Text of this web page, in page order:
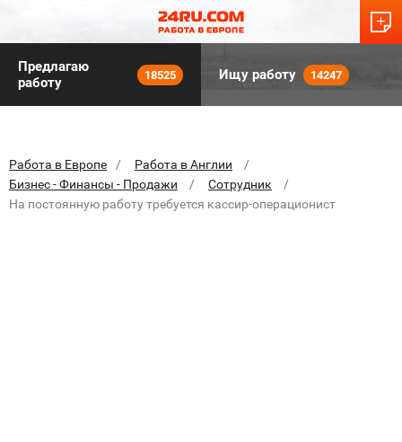
Предлагаю
работу
18525 Ищу работу 14247
Работа в Европе
Работа в Англии
Бизнес - Финансы - Продажи
Сотрудник
На постоянную работу требуется кассир-операционист